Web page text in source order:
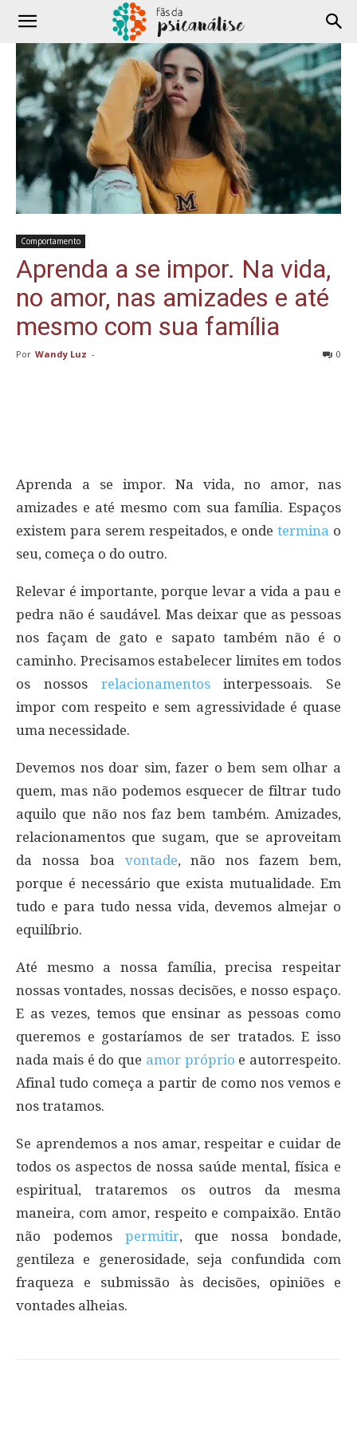
Comportamento
Aprenda a se impor. Na vida,
no amor, nas amizades e até
mesmo com sua família
Por Wandy Luz - 0
Aprenda a se impor. Na vida, no amor, nas
amizades e até mesmo com sua família. Espaços
existem para serem respeitados, e ondetermina o
seu, começa o do outro.
Relevar é importante, porque levar a vida a pau e
pedra não é saudável. Mas deixar que as pessoas
nos façam de gato e sapato também não é o
caminho. Precisamos estabelecer limites em todos
os nossos relacionamentosinterpessoais. Se
impor com respeito e sem agressividade é quase
uma necessidade.
Devemos nos doar sim, fazer o bem sem olhar a
quem, mas não podemos esquecer de filtrar tudo
aquilo que não nos faz bem também. Amizades,
relacionamentos que sugam, que se aproveitam
da nossa boa vontade, não nos fazem bem,
porque é necessário que exista mutualidade. Em
tudo e para tudo nessa vida, devemos almejar o
equilíbrio.
Até mesmo a nossa família, precisa respeitar
nossas vontades, nossas decisões, e nosso espaço.
E as vezes, temos que ensinar as pessoas como
queremos e gostaríamos de ser tratados. E isso
nada mais é do que amor próprio e autorrespeito.
Afinal tudo começa a partir de como nos vemos e
nos tratamos.
Se aprendemos a nos amar, respeitar e cuidar de
todos os aspectos de nossa saúde mental, física e
espiritual, trataremos os outros da mesma
maneira, com amor, respeito e compaixão. Então
não podemos permitir, que nossa bondade,
gentileza e generosidade, seja confundida com
fraqueza e submissão às decisões, opiniões e
vontades alheias.